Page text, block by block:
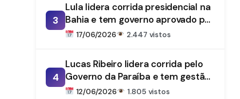
3
Lula lidera corrida presidencial na
Bahia e tem governo aprovado por
61%, aponta DataTrends
17/06/2026 2.447 vistos
4
Lucas Ribeiro lidera corrida pelo
Governo da Paraíba e tem gestão
aprovada por 66%, aponta
12/06/2026 1.805 vistos